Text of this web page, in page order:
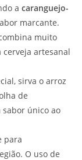
a caranguejo-
marcante.
muito
artesanal
sirva o arroz
de
único ao
para
O uso de